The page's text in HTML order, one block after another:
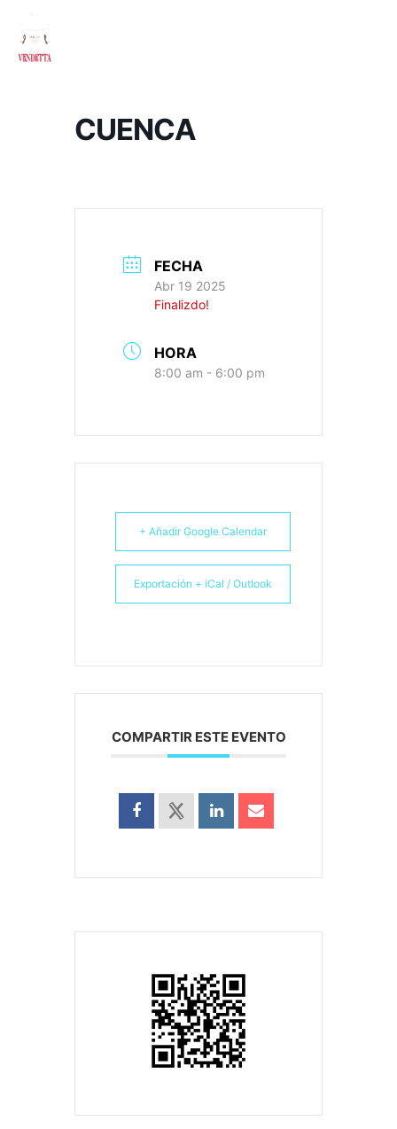
CUENCA
FECHA
Abr 19 2025
Finalizdo!
HORA
8:00 am - 6:00 pm
+ Añadir Google Calendar
Exportación + iCal / Outlook
COMPARTIR ESTE EVENTO